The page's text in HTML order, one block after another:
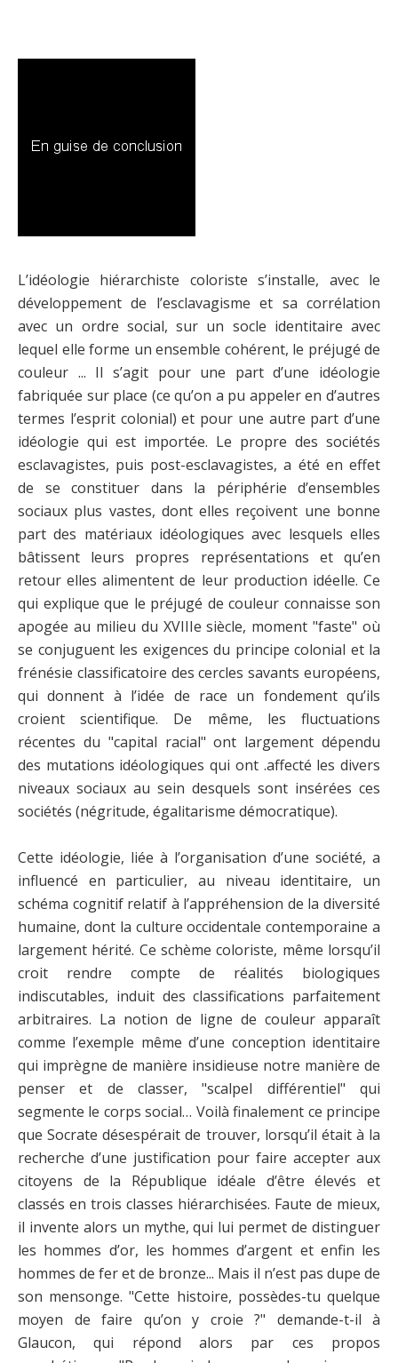
L’idéologie hiérarchiste coloriste s’installe, avec le
développement de l’esclavagisme et sa corrélation
avec un ordre social, sur un socle identitaire avec
lequel elle forme un ensemble cohérent, le préjugé de
couleur ... Il s’agit pour une part d’une idéologie
fabriquée sur place (ce qu’on a pu appeler en d’autres
termes l’esprit colonial) et pour une autre part d’une
idéologie qui est importée. Le propre des sociétés
esclavagistes, puis post-esclavagistes, a été en effet
de se constituer dans la périphérie d’ensembles
sociaux plus vastes, dont elles reçoivent une bonne
part des matériaux idéologiques avec lesquels elles
bâtissent leurs propres représentations et qu’en
retour elles alimentent de leur production idéelle. Ce
qui explique que le préjugé de couleur connaisse son
apogée au milieu du XVIIIe siècle, moment "faste" où
se conjuguent les exigences du principe colonial et la
frénésie classificatoire des cercles savants européens,
qui donnent à l’idée de race un fondement qu’ils
croient scientifique. De même, les fluctuations
récentes du "capital racial" ont largement dépendu
des mutations idéologiques qui ont .affecté les divers
niveaux sociaux au sein desquels sont insérées ces
sociétés (négritude, égalitarisme démocratique).
Cette idéologie, liée à l’organisation d’une société, a
influencé en particulier, au niveau identitaire, un
schéma cognitif relatif à l’appréhension de la diversité
humaine, dont la culture occidentale contemporaine a
largement hérité. Ce schème coloriste, même lorsqu’il
croit rendre compte de réalités biologiques
indiscutables, induit des classifications parfaitement
arbitraires. La notion de ligne de couleur apparaît
comme l’exemple même d’une conception identitaire
qui imprègne de manière insidieuse notre manière de
penser et de classer, "scalpel différentiel" qui
segmente le corps social… Voilà finalement ce principe
que Socrate désespérait de trouver, lorsqu’il était à la
recherche d’une justification pour faire accepter aux
citoyens de la République idéale d’être élevés et
classés en trois classes hiérarchisées. Faute de mieux,
il invente alors un mythe, qui lui permet de distinguer
les hommes d’or, les hommes d’argent et enfin les
hommes de fer et de bronze... Mais il n’est pas dupe de
son mensonge. "Cette histoire, possèdes-tu quelque
moyen de faire qu’on y croie ?" demande-t-il à
Glaucon, qui répond alors par ces propos